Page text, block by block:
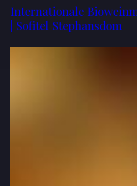
Internationale
| Sofitel Stephansdom